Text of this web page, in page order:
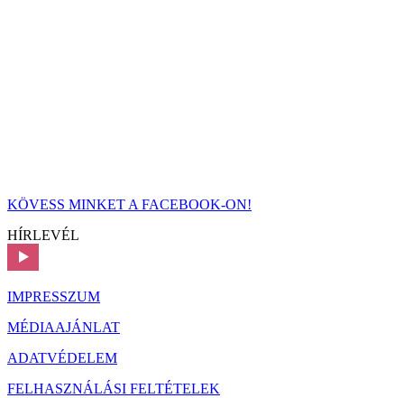
KÖVESS MINKET A FACEBOOK-ON!
HÍRLEVÉL
IMPRESSZUM
MÉDIAAJÁNLAT
ADATVÉDELEM
FELHASZNÁLÁSI FELTÉTELEK